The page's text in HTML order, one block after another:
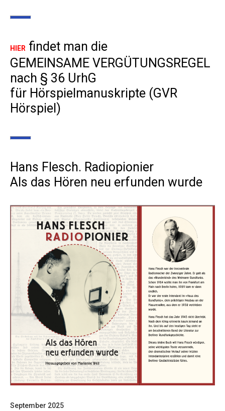
HIER findet man die
GEMEINSAME VERGÜTUNGSREGEL
nach § 36 UrhG
für Hörspielmanuskripte (GVR
Hörspiel)
Hans Flesch. Radiopionier
Als das Hören neu erfunden wurde
September 2025